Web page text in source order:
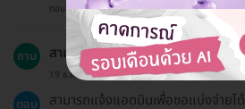
ตอบโดยทีมงาน HD
ถาม สามารถแบ่งจ่ายด้วยบัตรหลายใบได้
19 ธ.ค. 2024
ตอบ สามารถแจ้งแอดมินเพื่อขอแบ่งจ่ายไ